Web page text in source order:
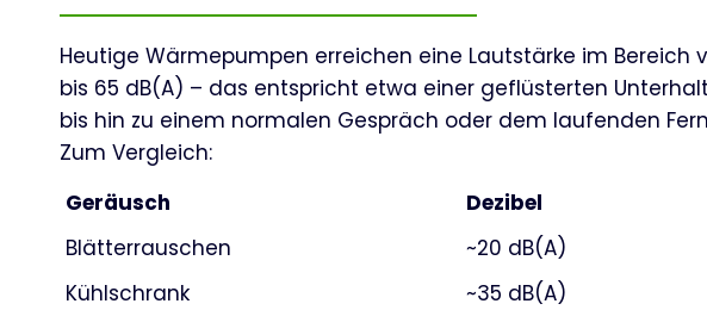
Heutige Wärmepumpen erreichen eine Lautstärke im Bereich
bis 65 dB(A) – das entspricht etwa einer geflüsterten
bis hin zu einem normalen Gespräch oder dem laufenden
Zum Vergleich:
Geräusch
Dezibel
Blätterrauschen
~20 dB(A)
Kühlschrank
~35 dB(A)